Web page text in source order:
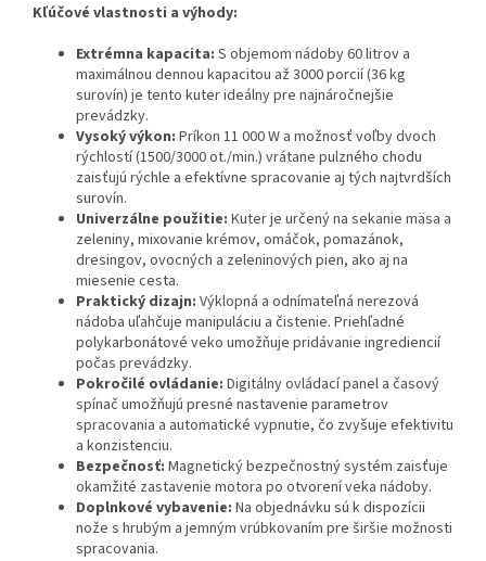
Kľúčové vlastnosti a výhody:
Extrémna kapacita: S objemom nádoby 60 litrov a
maximálnou dennou kapacitou až 3000 porcií (36 kg
surovín) je tento kuter ideálny pre najnáročnejšie
prevádzky.
Vysoký výkon: Príkon 11 000 W a možnosť voľby dvoch
rýchlostí (1500/3000 ot./min.) vrátane pulzného chodu
zaisťujú rýchle a efektívne spracovanie aj tých najtvrdších
surovín.
Univerzálne použitie: Kuter je určený na sekanie mäsa a
zeleniny, mixovanie krémov, omáčok, pomazánok,
dresingov, ovocných a zeleninových pien, ako aj na
miesenie cesta.
Praktický dizajn: Výklopná a odnímateľná nerezová
nádoba uľahčuje manipuláciu a čistenie. Priehľadné
polykarbonátové veko umožňuje pridávanie ingrediencií
počas prevádzky.
Pokročilé ovládanie: Digitálny ovládací panel a časový
spínač umožňujú presné nastavenie parametrov
spracovania a automatické vypnutie, čo zvyšuje efektivitu
a konzistenciu.
Bezpečnosť: Magnetický bezpečnostný systém zaisťuje
okamžité zastavenie motora po otvorení veka nádoby.
Doplnkové vybavenie: Na objednávku sú k dispozícii
nože s hrubým a jemným vrúbkovaním pre širšie možnosti
spracovania.